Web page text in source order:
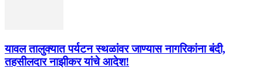
यावल तालुक्यात पर्यटन स्थळांवर जाण्यास नागरिकांना बंदी,
तहसीलदार नाझीकर यांचे आदेश!